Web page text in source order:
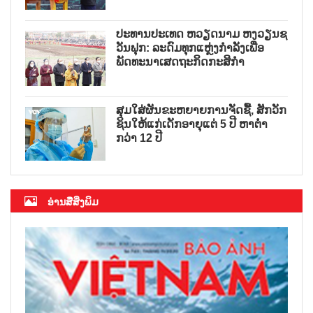
ປະທານປະເທດ ຫວຽດນາມ ຫງວຽນຊ
ວັນຟຸກ: ລະດົມທຸກແຫຼ່ງກຳລັງເພື່ອ
ພັດທະນາເສດຖະກິດກະສິກຳ
ສຸມໃສ່ຜັນຂະຫຍາຍການຈັດຊື້, ສັກວັກ
ຊິນໃຫ້ແກ່ເດັກອາຍຸແຕ່ 5 ປີ ຫາຕ່ຳ
ກວ່າ 12 ປີ
ອ່ານສື່ສິ່ງພິມ